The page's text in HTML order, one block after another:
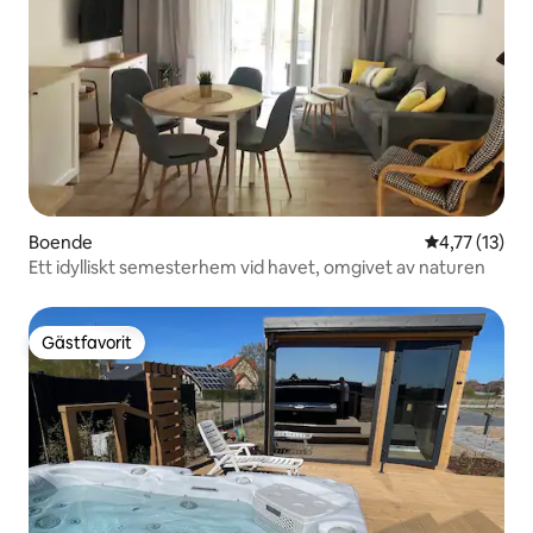
Boende 4,77 av 5 i
4,77 (13)
Ett idylliskt semesterhem vid havet, omgivet av naturen
Gästfavorit
Gästfavorit